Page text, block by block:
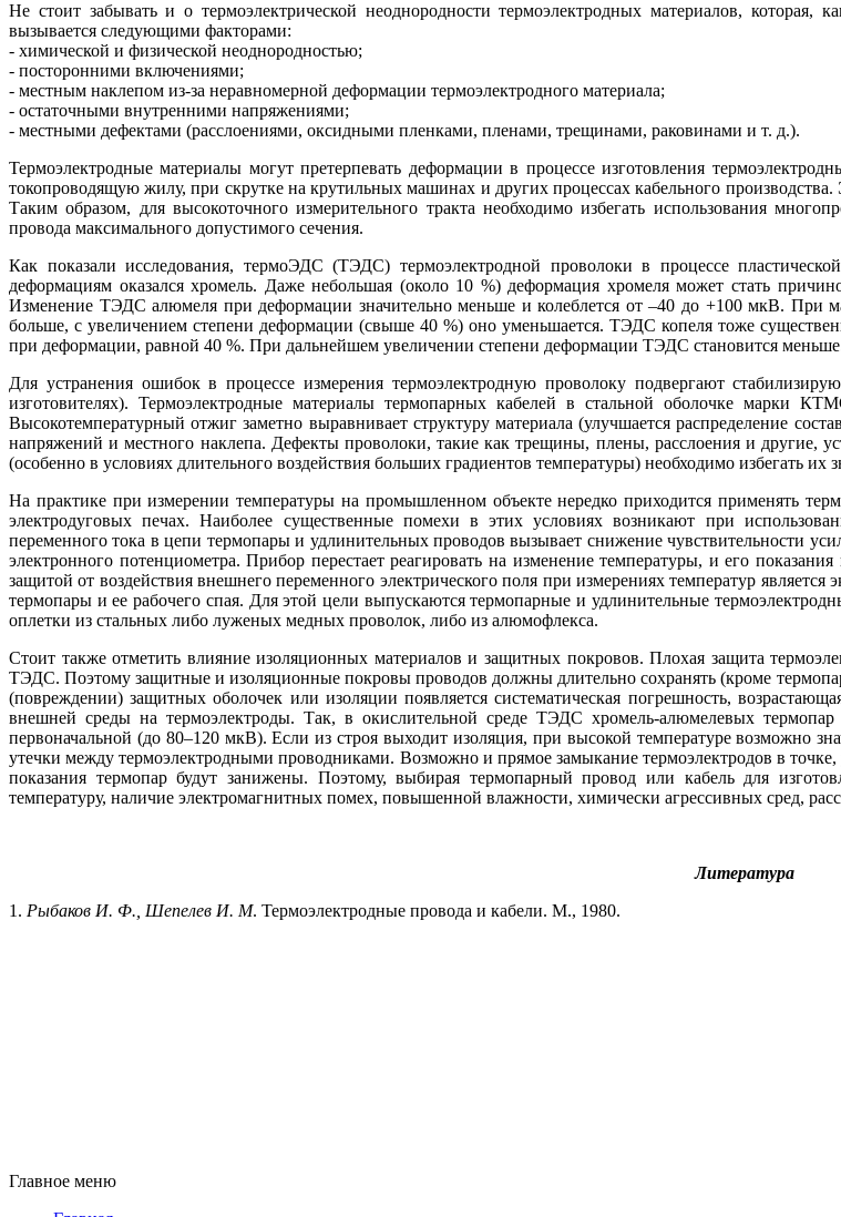
Не стоит забывать и о термоэлектрической неоднородности термоэлектродных материалов, которая,
вызывается следующими факторами:
- химической и физической неоднородностью;
- посторонними включениями;
- местным наклепом из-за неравномерной деформации термоэлектродного материала;
- остаточными внутренними напряжениями;
- местными дефектами (расслоениями, оксидными пленками, пленами, трещинами, раковинами и т. д.).
Термоэлектродные материалы могут претерпевать деформации в процессе изготовления
токопроводящую жи­лу, при скрутке на крутильных машинах и других процессах кабельного
Таким образом, для высокоточного измерительного тракта необходимо избегать использования
провода максимального допустимого сечения.
Как показали исследования, тер­мо­ЭДС (ТЭДС) термоэлектродной проволоки в процессе
деформациям оказался хромель. Да­же небольшая (около 10 %) деформация хромеля может стать
Изменение ТЭДС алюмеля при деформации значительно меньше и колеблется от –40 до +100 мкВ. При
больше, с увеличением степени деформации (свыше 40 %) оно уменьшается. ТЭДС копеля то­же
при деформации, равной 40 %. При дальнейшем увеличении степени деформации ТЭДС становится
Для устранения ошибок в процессе измерения термоэлектродную проволоку подвергают
изготовителях). Термоэлектродные материалы термопарных кабелей в стальной оболочке марки
Высокотемпературный отжиг заметно выравнивает структуру материала (улучшается распределение
напряжений и местного наклепа. Дефекты проволоки, такие как трещины, плены, расслоения и другие,
(особенно в условиях длительного воздействия больших градиентов температуры) необходимо избегать
На практике при измерении температуры на промышленном объекте нередко приходится применять
электродуговых печах. Наиболее существенные помехи в этих условиях возникают при
переменного то­ка в це­пи термопары и удлинительных проводов вызывает снижение чувствительности
электронного потенциометра. Прибор перестает реагировать на изменение температуры, и его
защитой от воздействия внешнего переменного электрического по­ля при измерениях температур
термопары и ее рабочего спая. Для этой це­ли выпускаются термопарные и удлинительные
оплетки из стальных ли­бо луженых медных проволок, ли­бо из алюмофлекса.
Стоит также отметить влияние изоляционных материалов и защитных покровов. Плохая защита
ТЭДС. Поэтому защитные и изоляционные покровы проводов должны длительно сохранять (кроме
(повреждении) защитных оболочек или изоляции появляется систематическая погрешность,
внешней среды на термоэлектроды. Так, в окислительной среде ТЭДС хромель-алюмелевых
первоначальной (до 80–120 мкВ). Если из строя выходит изоляция, при высокой температуре возможно
утечки между термоэлектродными проводниками. Возможно и прямое замыкание термоэлектродов в
показания термопар будут занижены. Поэтому, выбирая термопарный провод или кабель для
температуру, наличие электромагнитных помех, повышенной влажности, химически агрессивных сред,
Литература
1. Рыбаков И. Ф., Шепелев И. М. Термоэлектродные провода и кабели. М., 1980.
Главное меню